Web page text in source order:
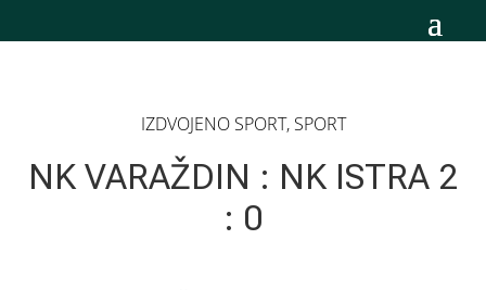
IZDVOJENO SPORT, SPORT
NK VARAŽDIN : NK ISTRA 2
: 0